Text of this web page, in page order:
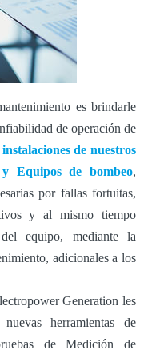
es brindarle
de operación de
de nuestros
y Equipos de bombeo,
por fallas fortuitas,
y al mismo tiempo
equipo, mediante la
adicionales a los
Generation les
herramientas de
de Medición de